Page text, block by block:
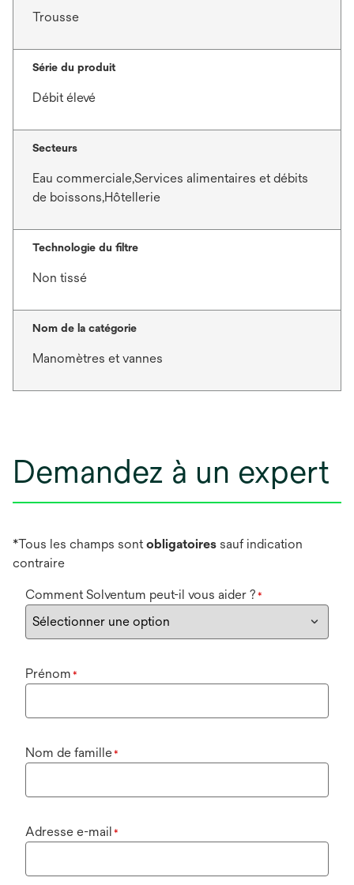
Trousse
Série du produit
Débit élevé
Secteurs
Eau commerciale,Services alimentaires et débits
de boissons,Hôtellerie
Technologie du filtre
Non tissé
Nom de la catégorie
Manomètres et vannes
Demandez à un expert
*Tous les champs sontobligatoires sauf indication
contraire
Comment Solventum peut-il vous aider ? *
Prénom *
Nom de famille*
Adresse e-mail *